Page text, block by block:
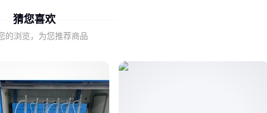
萄糖水
等单纯补糖方案逐渐被更科学的配方替代。
理想的电解质水需要同时满足三个核心功能：快速吸收、精准
配比、安全性。目前主流解决方案分为两类：
猜您喜欢
的浏览，为您推荐商品